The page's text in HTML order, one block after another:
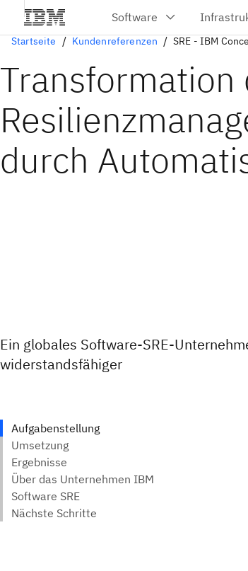
Startseite Kundenreferenzen SRE - IBM
Transformation
durch
Ein globales Software-SRE-
widerstandsfähiger